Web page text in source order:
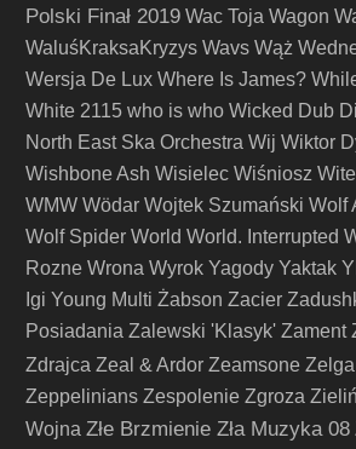
Polski Finał 2019 Wac Toja Wagon
WaluśKraksaKryzys Wavs Wąż
Wersja De Lux Where Is James?
White 2115 who is who Wicked Dub
North East Ska Orchestra Wij Wiktor
Wishbone Ash Wisielec Wiśniosz
WMW Wödar Wojtek Szumański Wolf
Wolf Spider World World. Interrupted
Rozne Wrona Wyrok Yagody Yaktak
Igi Young Multi Żabson Zacier
Posiadania Zalewski 'Klasyk' Zament
Zdrajca Zeal & Ardor Zeamsone Zelga
Zeppelinians Zespolenie Zgroza
Wojna Złe Brzmienie Zła Muzyka 08